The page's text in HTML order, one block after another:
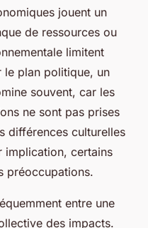
jouent un
de ressources ou
limitent
le plan politique, un
souvent, car les
ne sont pas prises
différences culturelles
implication, certains
préoccupations.
entre une
des impacts.